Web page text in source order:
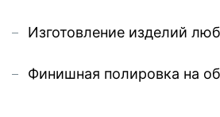
Изготовление изделий
Финишная полировка на